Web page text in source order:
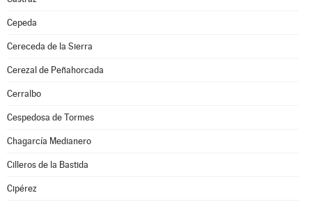
Cepeda
Cereceda de la Sierra
Cerezal de Peñahorcada
Cerralbo
Cespedosa de Tormes
Chagarcía Medianero
Cilleros de la Bastida
Cipérez